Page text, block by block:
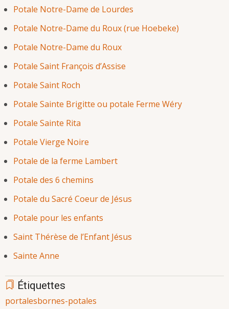
Potale Notre-Dame de Lourdes
Potale Notre-Dame du Roux (rue Hoebeke)
Potale Notre-Dame du Roux
Potale Saint François d’Assise
Potale Saint Roch
Potale Sainte Brigitte ou potale Ferme Wéry
Potale Sainte Rita
Potale Vierge Noire
Potale de la ferme Lambert
Potale des 6 chemins
Potale du Sacré Coeur de Jésus
Potale pour les enfants
Saint Thérèse de l’Enfant Jésus
Sainte Anne
Étiquettes
portalesbornes-potales